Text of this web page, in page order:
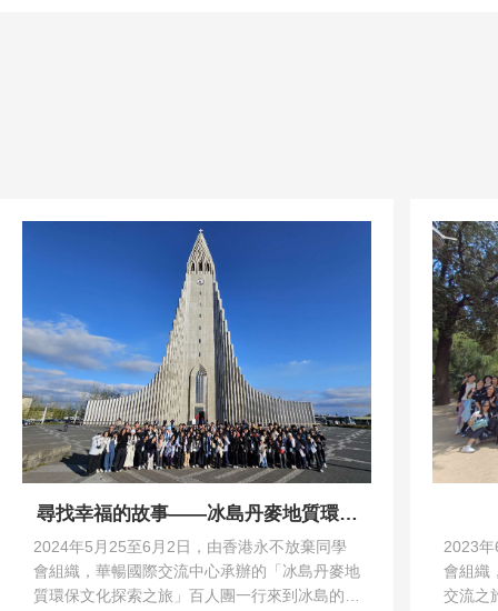
尋找幸福的故事——冰島丹麥地質環保
文化探索之旅
2024年5月25至6月2日，由香港永不放棄同學
會組織，華暢國際交流中心承辦的「冰島丹麥地
質環保文化探索之旅」百人團一行來到冰島的雷
2023
會組織
交流之